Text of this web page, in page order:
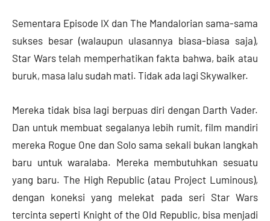
Sementara Episode IX dan The Mandalorian sama-sama
sukses besar (walaupun ulasannya biasa-biasa saja),
Star Wars telah memperhatikan fakta bahwa, baik atau
buruk, masa lalu sudah mati. Tidak ada lagi Skywalker.
Mereka tidak bisa lagi berpuas diri dengan Darth Vader.
Dan untuk membuat segalanya lebih rumit, film mandiri
mereka Rogue One dan Solo sama sekali bukan langkah
baru untuk waralaba. Mereka membutuhkan sesuatu
yang baru. The High Republic (atau Project Luminous),
dengan koneksi yang melekat pada seri Star Wars
tercinta seperti Knight of the Old Republic, bisa menjadi